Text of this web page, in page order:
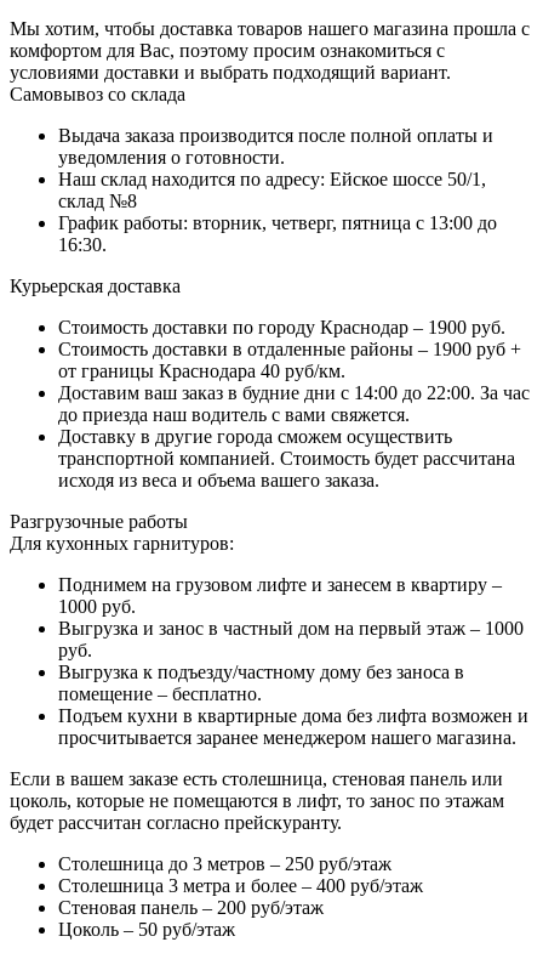
Мы хотим, чтобы доставка товаров нашего магазина прошла с
комфортом для Вас, поэтому просим ознакомиться с
условиями доставки и выбрать подходящий вариант.
Самовывоз со склада
Выдача заказа производится после полной оплаты и
уведомления о готовности.
Наш склад находится по адресу: Ейское шоссе 50/1,
склад №8
График работы: вторник, четверг, пятница с 13:00 до
16:30.
Курьерская доставка
Стоимость доставки по городу Краснодар – 1900 руб.
Стоимость доставки в отдаленные районы – 1900 руб +
от границы Краснодара 40 руб/км.
Доставим ваш заказ в будние дни с 14:00 до 22:00. За час
до приезда наш водитель с вами свяжется.
Доставку в другие города сможем осуществить
транспортной компанией. Стоимость будет рассчитана
исходя из веса и объема вашего заказа.
Разгрузочные работы
Для кухонных гарнитуров:
Поднимем на грузовом лифте и занесем в квартиру –
1000 руб.
Выгрузка и занос в частный дом на первый этаж – 1000
руб.
Выгрузка к подъезду/частному дому без заноса в
помещение – бесплатно.
Подъем кухни в квартирные дома без лифта возможен и
просчитывается заранее менеджером нашего магазина.
Если в вашем заказе есть столешница, стеновая панель или
цоколь, которые не помещаются в лифт, то занос по этажам
будет рассчитан согласно прейскуранту.
Столешница до 3 метров – 250 руб/этаж
Столешница 3 метра и более – 400 руб/этаж
Стеновая панель – 200 руб/этаж
Цоколь – 50 руб/этаж